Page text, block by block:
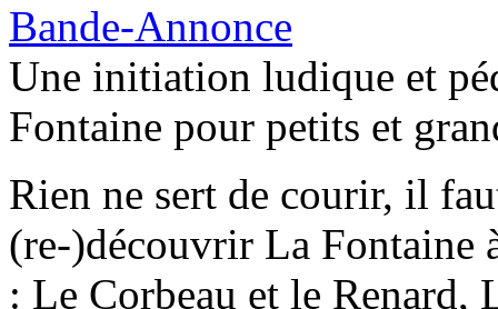
Bande-Annonce
Une initiation ludique et
Fontaine pour petits et
Rien ne sert de courir, il
(re-)découvrir La Fontaine
: Le Corbeau et le